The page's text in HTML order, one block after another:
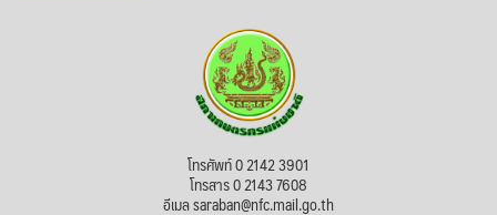
โทรศัพท์ 0 2142 3901
โทรสาร 0 2143 7608
อีเมล saraban@nfc.mail.go.th